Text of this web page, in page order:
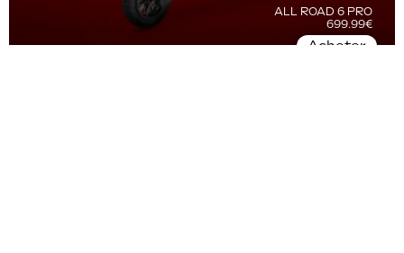
Acheter
ALL ROAD 6 PRO
699.99€